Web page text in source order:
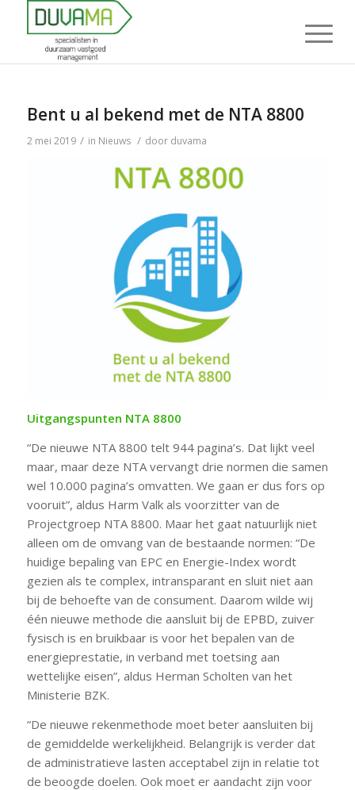
Bent u al bekend met de NTA 8800
2 mei 2019 / in Nieuws / door duvama
Uitgangspunten NTA 8800
“De nieuwe NTA 8800 telt 944 pagina’s. Dat lijkt veel
maar, maar deze NTA vervangt drie normen die samen
wel 10.000 pagina’s omvatten. We gaan er dus fors op
vooruit”, aldus Harm Valk als voorzitter van de
Projectgroep NTA 8800. Maar het gaat natuurlijk niet
alleen om de omvang van de bestaande normen: “De
huidige bepaling van EPC en Energie-Index wordt
gezien als te complex, intransparant en sluit niet aan
bij de behoefte van de consument. Daarom wilde wij
één nieuwe methode die aansluit bij de EPBD, zuiver
fysisch is en bruikbaar is voor het bepalen van de
energieprestatie, in verband met toetsing aan
wettelijke eisen”, aldus Herman Scholten van het
Ministerie BZK.
“De nieuwe rekenmethode moet beter aansluiten bij
de gemiddelde werkelijkheid. Belangrijk is verder dat
de administratieve lasten acceptabel zijn in relatie tot
de beoogde doelen. Ook moet er aandacht zijn voor